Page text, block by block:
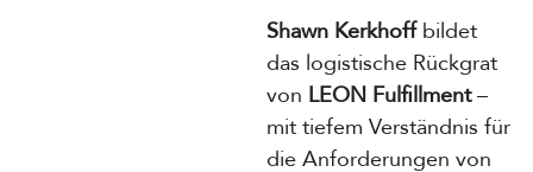
Shawn Kerkhoffbildet
das logistische Rückgrat
von LEON Fulfillment–
mit tiefem Verständnis für
die Anforderungen von